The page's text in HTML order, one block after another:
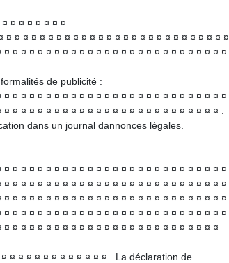
¤ ¤ ¤ ¤ ¤ ¤ ¤ .
¤ ¤ ¤ ¤ ¤ ¤ ¤ ¤ ¤ ¤ ¤ ¤ ¤ ¤ ¤ ¤ ¤ ¤ ¤ ¤ ¤ ¤ ¤ ¤ ¤ ¤
¤ ¤ ¤ ¤ ¤ ¤ ¤ ¤ ¤ ¤ ¤ ¤ ¤ ¤ ¤ ¤ ¤ ¤ ¤ ¤ ¤ ¤ ¤ ¤ ¤ ¤
de publicité :
¤ ¤ ¤ ¤ ¤ ¤ ¤ ¤ ¤ ¤ ¤ ¤ ¤ ¤ ¤ ¤ ¤ ¤ ¤ ¤ ¤ ¤ ¤ ¤ ¤ ¤
¤ ¤ ¤ ¤ ¤ ¤ ¤ ¤ ¤ ¤ ¤ ¤ ¤ ¤ ¤ ¤ ¤ ¤ ¤ ¤ ¤ ¤ ¤ ¤ ¤ .
dans un journal dannonces légales.
¤ ¤ ¤ ¤ ¤ ¤ ¤ ¤ ¤ ¤ ¤ ¤ ¤ ¤ ¤ ¤ ¤ ¤ ¤ ¤ ¤ ¤ ¤ ¤ ¤ ¤
¤ ¤ ¤ ¤ ¤ ¤ ¤ ¤ ¤ ¤ ¤ ¤ ¤ ¤ ¤ ¤ ¤ ¤ ¤ ¤ ¤ ¤ ¤ ¤ ¤ ¤
¤ ¤ ¤ ¤ ¤ ¤ ¤ ¤ ¤ ¤ ¤ ¤ ¤ ¤ ¤ ¤ ¤ ¤ ¤ ¤ ¤ ¤ ¤ ¤ ¤ ¤
¤ ¤ ¤ ¤ ¤ ¤ ¤ ¤ ¤ ¤ ¤ ¤ ¤ ¤ ¤ ¤ ¤ ¤ ¤ ¤ ¤ ¤ ¤ ¤ ¤ ¤
¤ ¤ ¤ ¤ ¤ ¤ ¤ ¤ ¤ ¤ ¤ ¤ ¤ ¤ ¤ ¤ ¤ ¤ ¤ ¤ ¤ ¤ ¤ ¤ ¤
¤ ¤ ¤ ¤ ¤ ¤ ¤ ¤ ¤ ¤ ¤ ¤ . La déclaration de